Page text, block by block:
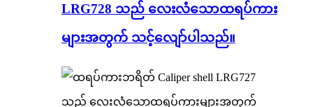
LRG728 သည် လေးလံသောထရပ်ကား
များအတွက် သင့်လျော်ပါသည်။